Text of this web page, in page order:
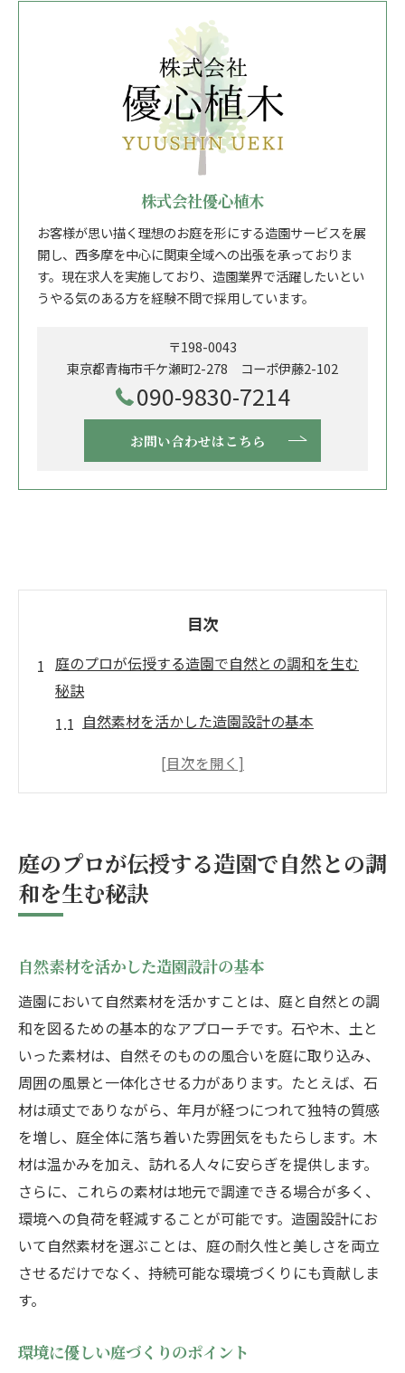
株式会社優心植木
お客様が思い描く理想のお庭を形にする造園サービスを展
開し、西多摩を中心に関東全域への出張を承っておりま
す。現在求人を実施しており、造園業界で活躍したいとい
うやる気のある方を経験不問で採用しています。
〒198-0043
東京都青梅市千ケ瀬町2-278 コーポ伊藤2-102
090-9830-7214
お問い合わせはこちら
目次
庭のプロが伝授する造園で自然との調和を生む
秘訣
自然素材を活かした造園設計の基本
環境に優しい庭づくりのポイント
地域特有の自然環境を生かすアプローチ
造園で生まれるコミュニティの調和
さ
季節ごとの植物選びと配置のコツ
春の庭を彩る造園アイデア
夏の爽やかさを演出する植物の配置
秋の紅葉を引き立てる庭のデザイン
冬の静けさを楽しむ庭づくり
四季折々の変化を感じるための造園の工夫
草木と石の配置が生む調和の庭造園の魅力
石と植物のバランスを考慮した庭設計
日本庭園における石の配置技法
植物の成長を考慮した配置のポイント
植物と石の調和で生まれる庭の統一感
庭のプロが伝授する造園で自然との調
和を生む秘訣
自然素材を活かした造園設計の基本
造園において自然素材を活かすことは、庭と自然との調
和を図るための基本的なアプローチです。石や木、土と
いった素材は、自然そのものの風合いを庭に取り込み、
周囲の風景と一体化させる力があります。たとえば、石
材は頑丈でありながら、年月が経つにつれて独特の質感
を増し、庭全体に落ち着いた雰囲気をもたらします。木
材は温かみを加え、訪れる人々に安らぎを提供します。
さらに、これらの素材は地元で調達できる場合が多く、
環境への負荷を軽減することが可能です。造園設計にお
いて自然素材を選ぶことは、庭の耐久性と美しさを両立
させるだけでなく、持続可能な環境づくりにも貢献しま
す。
環境に優しい庭づくりのポイント